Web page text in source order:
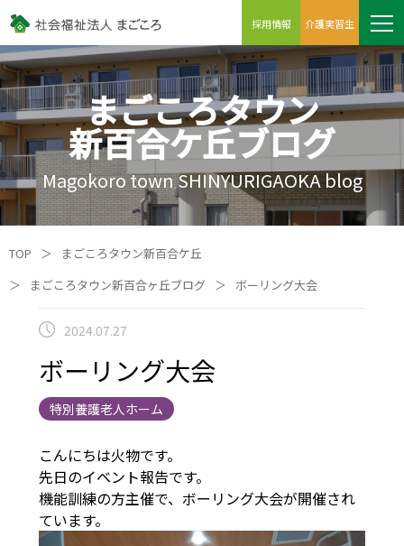
採用情報 介護実習生
まごころタウン
新百合ケ丘ブログ
Magokoro town SHINYURIGAOKA blog
TOP ＞
まごころタウン新百合ケ丘
＞
まごころタウン新百合ヶ丘ブログ ＞ ボーリング大会
2024.07.27
ボーリング大会
特別養護老人ホーム
こんにちは火物です。
先日のイベント報告です。
機能訓練の方主催で、ボーリング大会が開催され
ています。